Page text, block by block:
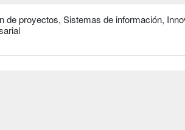
de proyectos, Sistemas de información,